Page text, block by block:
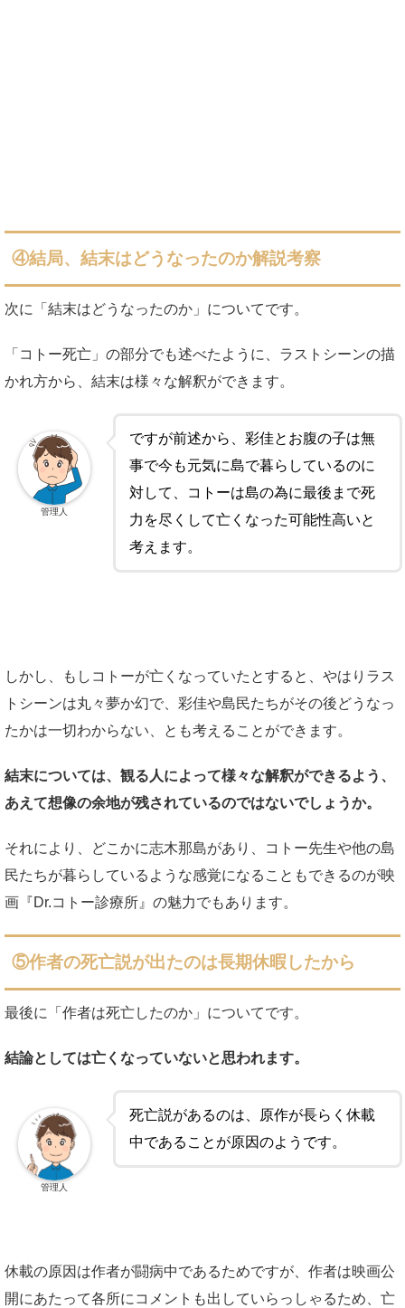
④結局、結末はどうなったのか解説考察
次に「結末はどうなったのか」についてです。
「コトー死亡」の部分でも述べたように、ラストシーンの描
かれ方から、結末は様々な解釈ができます。
ですが前述から、彩佳とお腹の子は無
事で今も元気に島で暮らしているのに
対して、コトーは島の為に最後まで死
力を尽くして亡くなった可能性高いと
考えます。
管理人
しかし、もしコトーが亡くなっていたとすると、やはりラス
トシーンは丸々夢か幻で、彩佳や島民たちがその後どうなっ
たかは一切わからない、とも考えることができます。
結末については、観る人によって様々な解釈ができるよう、
あえて想像の余地が残されているのではないでしょうか。
それにより、どこかに志木那島があり、コトー先生や他の島
民たちが暮らしているような感覚になることもできるのが映
画『Dr.コトー診療所』の魅力でもあります。
⑤作者の死亡説が出たのは長期休暇したから
最後に「作者は死亡したのか」についてです。
結論としては亡くなっていないと思われます。
死亡説があるのは、原作が長らく休載
中であることが原因のようです。
管理人
休載の原因は作者が闘病中であるためですが、作者は映画公
開にあたって各所にコメントも出していらっしゃるため、亡